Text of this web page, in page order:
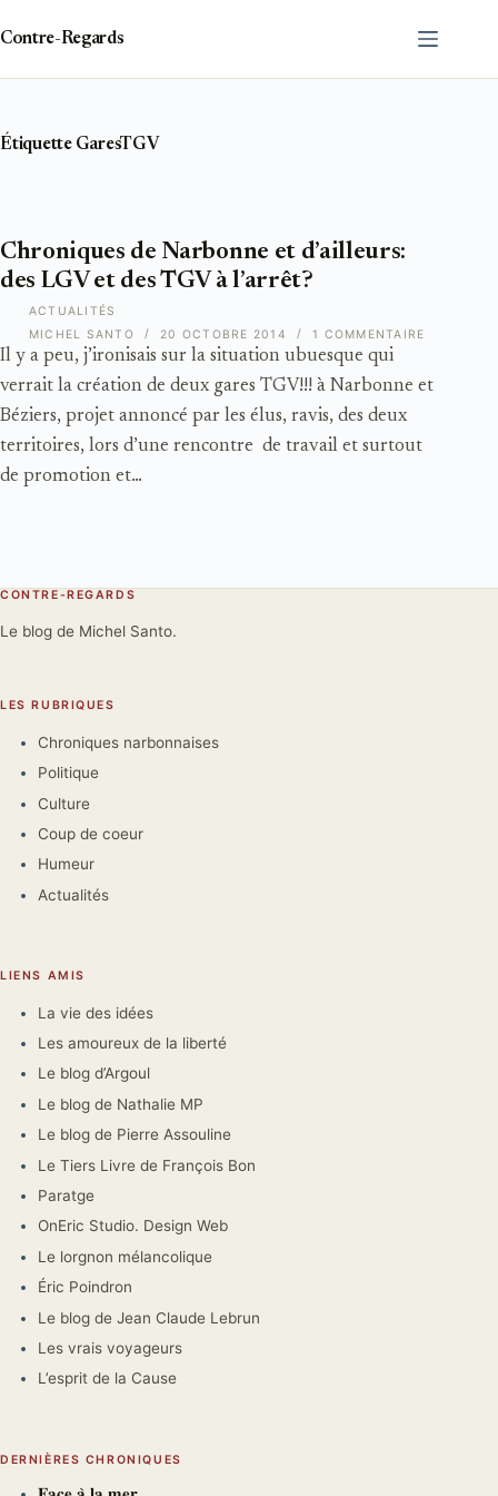
contenu
Contre-Regards
ÉtiquetteGaresTGV
ACTUALITÉS
Chroniques de Narbonne et d’ailleurs:
des LGV et des TGV à l’arrêt?
Il y a peu, j’ironisais sur la situation ubuesque qui
verrait la création de deux gares TGV!!! à Narbonne et
Béziers, projet annoncé par les élus, ravis, des deux
territoires, lors d’une rencontre de travail et surtout
de promotion et…
MICHEL SANTO 20 OCTOBRE 2014 1 COMMENTAIRE
CONTRE-REGARDS
Le blog de Michel Santo.
LES RUBRIQUES
Chroniques narbonnaises
Politique
Culture
Coup de coeur
Humeur
Actualités
LIENS AMIS
La vie des idées
Les amoureux de la liberté
Le blog d’Argoul
Le blog de Nathalie MP
Le blog de Pierre Assouline
Le Tiers Livre de François Bon
Paratge
OnEric Studio. Design Web
Le lorgnon mélancolique
Éric Poindron
Le blog de Jean Claude Lebrun
Les vrais voyageurs
L’esprit de la Cause
DERNIÈRES CHRONIQUES